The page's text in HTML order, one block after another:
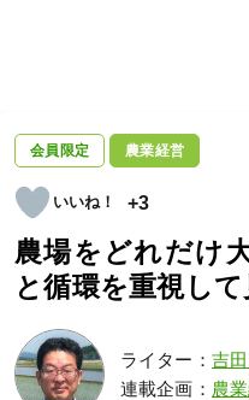
会員限定 農業経営
+3
農場をどれだけ
と循環を重視し
ライター： 吉
連載企画： 農